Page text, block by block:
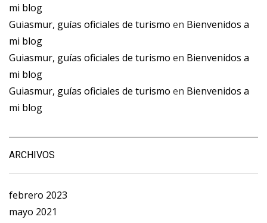
mi blog
Guiasmur, guías oficiales de turismo en Bienvenidos a
mi blog
Guiasmur, guías oficiales de turismo en Bienvenidos a
mi blog
Guiasmur, guías oficiales de turismo en Bienvenidos a
mi blog
ARCHIVOS
febrero 2023
mayo 2021